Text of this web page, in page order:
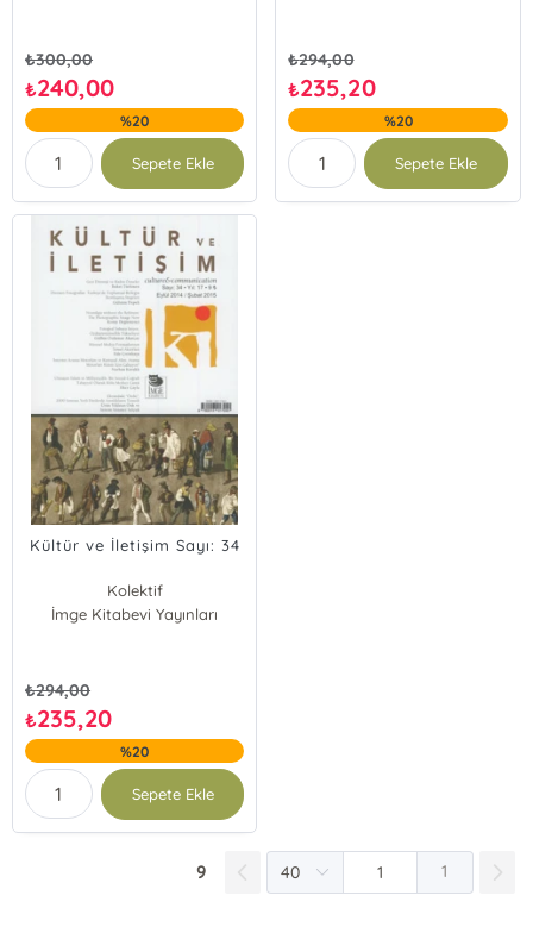
₺300,00
₺240,00
%20
Sepete Ekle
₺294,00
₺235,20
%20
Sepete Ekle
Kültür ve İletişim Sayı: 34
Kolektif
İmge Kitabevi Yayınları
₺294,00
₺235,20
%20
Sepete Ekle
9 1